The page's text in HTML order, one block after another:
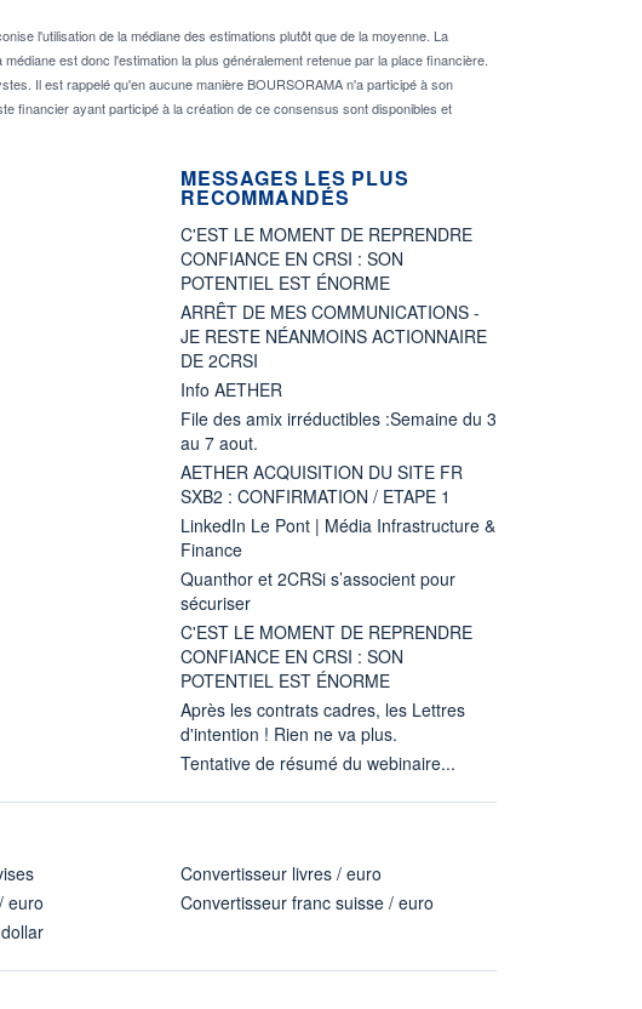
l'utilisation de la médiane des estimations plutôt que de la moyenne. La
est donc l'estimation la plus généralement retenue par la place financière.
Il est rappelé qu'en aucune manière BOURSORAMA n'a participé à son
financier ayant participé à la création de ce consensus sont disponibles et
MESSAGES LES PLUS
RECOMMANDÉS
C'EST LE MOMENT DE REPRENDRE
CONFIANCE EN CRSI : SON
POTENTIEL EST ÉNORME
ARRÊT DE MES COMMUNICATIONS -
JE RESTE NÉANMOINS ACTIONNAIRE
DE 2CRSI
Info AETHER
File des amix irréductibles :Semaine du 3
au 7 aout.
AETHER ACQUISITION DU SITE FR
SXB2 : CONFIRMATION / ETAPE 1
LinkedIn Le Pont | Média Infrastructure &
Finance
Quanthor et 2CRSi s’associent pour
sécuriser
C'EST LE MOMENT DE REPRENDRE
CONFIANCE EN CRSI : SON
POTENTIEL EST ÉNORME
Après les contrats cadres, les Lettres
d'intention ! Rien ne va plus.
Tentative de résumé du webinaire...
euro
Convertisseur livres / euro
Convertisseur franc suisse / euro